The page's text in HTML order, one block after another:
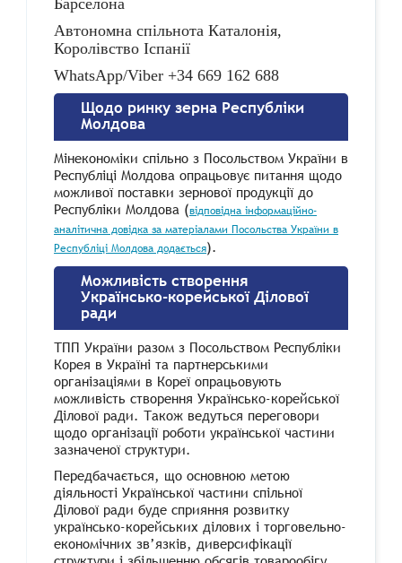
Барселона
Автономна спільнота Каталонія,
Королівство Іспанії
WhatsApp/Viber +34 669 162 688
Щодо ринку зерна Республіки
Молдова
Мінекономіки спільно з Посольством України в
Республіці Молдова опрацьовує питання щодо
можливої поставки зернової продукції до
Республіки Молдова (відповідна інформаційно-
аналітична довідка за матеріалами Посольства України в
Республіці Молдова додається).
Можливість створення
Українсько-корейської Ділової
ради
ТПП України разом з Посольством Республіки
Корея в Україні та партнерськими
організаціями в Кореї опрацьовують
можливість створення Українсько-корейської
Ділової ради. Також ведуться переговори
щодо організації роботи української частини
зазначеної структури.
Передбачається, що основною метою
діяльності Української частини спільної
Ділової ради буде сприяння розвитку
українсько-корейських ділових і торговельно-
економічних зв’язків, диверсифікації